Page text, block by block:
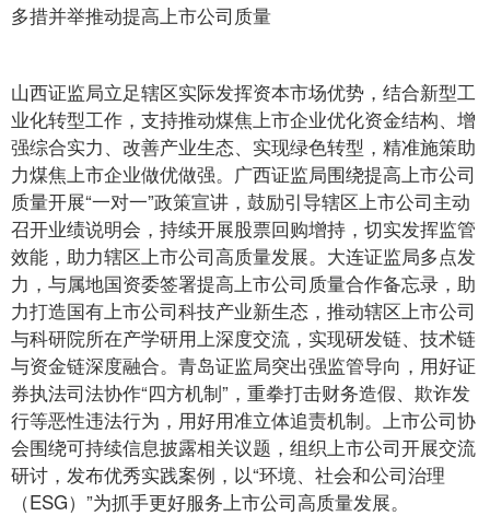
多措并举推动提高上市公司质量
山西证监局立足辖区实际发挥资本市场优势，结合新型工
业化转型工作，支持推动煤焦上市企业优化资金结构、增
强综合实力、改善产业生态、实现绿色转型，精准施策助
力煤焦上市企业做优做强。广西证监局围绕提高上市公司
质量开展“一对一”政策宣讲，鼓励引导辖区上市公司主动
召开业绩说明会，持续开展股票回购增持，切实发挥监管
效能，助力辖区上市公司高质量发展。大连证监局多点发
力，与属地国资委签署提高上市公司质量合作备忘录，助
力打造国有上市公司科技产业新生态，推动辖区上市公司
与科研院所在产学研用上深度交流，实现研发链、技术链
与资金链深度融合。青岛证监局突出强监管导向，用好证
券执法司法协作“四方机制”，重拳打击财务造假、欺诈发
行等恶性违法行为，用好用准立体追责机制。上市公司协
会围绕可持续信息披露相关议题，组织上市公司开展交流
研讨，发布优秀实践案例，以“环境、社会和公司治理
（ESG）”为抓手更好服务上市公司高质量发展。